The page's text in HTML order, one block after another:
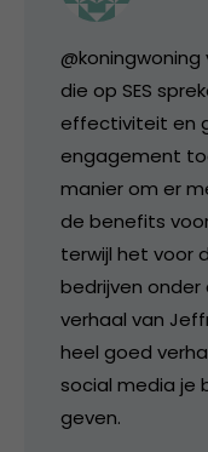
die op SES
effectiviteit en
engagement
manier om er
de benefits
terwijl het voor
bedrijven
verhaal van
heel goed
social media je
geven.